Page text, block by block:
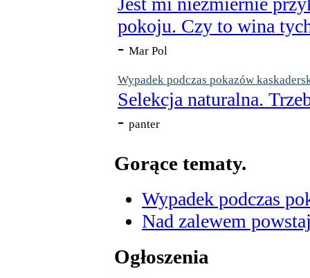
pokoju. Czy to wina
- Mar Pol
Wypadek podczas pokazów
Selekcja naturalna.
- panter
Gorące tematy.
Wypadek podczas
Nad zalewem
Ogłoszenia